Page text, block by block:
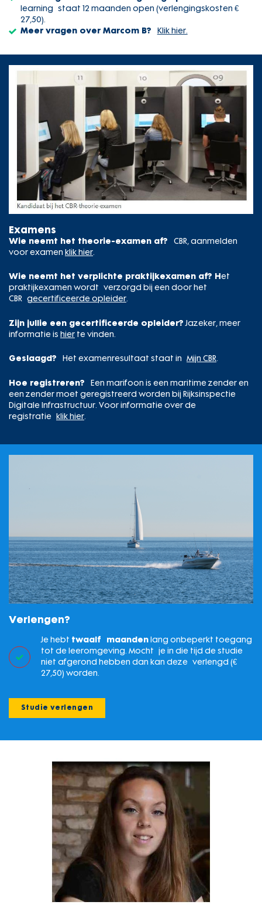
learning staat 12 maanden open (verlengingskosten €
27,50).
Meer vragen over Marcom B?
Klik hier.
Examens
Wie neemt het theorie-examen af? CBR, aanmelden
voor examen klik hier
Wie neemt het verplichte praktijkexamen af? H et
praktijkexamen wordt verzorgd bij een door het
CBR gecertificeerde opleider.
Zijn jullie een gecertificeerde opleider? Jazeker, meer
informatie is hier te vinden.
Geslaagd? Het examenresultaat staat in Mijn CBR.
Hoe registreren?
Een marifoon is een maritime zender en
een zender moet geregistreerd worden bij Rijksinspectie
Digitale Infrastructuur. Voor informatie over de
registratie
klik hier
Verlengen?
Je hebt twaalf maanden lang onbeperkt toegang
tot de leeromgeving. Mocht je in die tijd de studie
niet afgerond hebben dan kan deze verlengd (€
27,50) worden.
Studie verlengen